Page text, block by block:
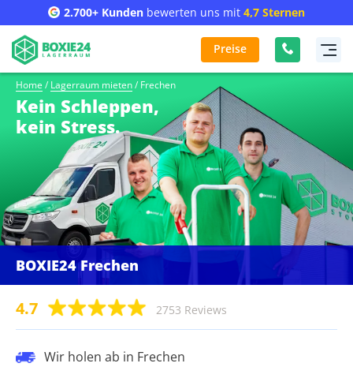
2.700+ Kunden bewerten uns mit 4,7 Sternen
Preise
Home / Lagerraum mieten/ Frechen
Kein Schleppen,
kein Stress.
BOXIE24 Frechen
4.7 2753 Reviews
Wir holen ab in Frechen